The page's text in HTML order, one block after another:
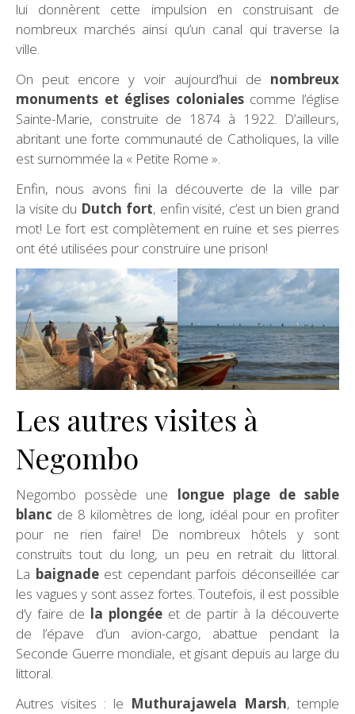
lui donnèrent cette impulsion en construisant de
nombreux marchés ainsi qu’un canal qui traverse la
ville.
On peut encore y voir aujourd’hui de nombreux
monuments et églises colonialescomme l’église
Sainte-Marie, construite de 1874 à 1922. D’ailleurs,
abritant une forte communauté de Catholiques, la ville
est surnommée la « Petite Rome ».
Enfin, nous avons fini la découverte de la ville par
la visite du Dutch fort, enfin visité, c’est un bien grand
mot! Le fort est complètement en ruine et ses pierres
ont été utilisées pour construire une prison!
Les autres visites à
Negombo
Negombo possède une longue plage de sable
blanc de 8 kilomètres de long, idéal pour en profiter
pour ne rien faire! De nombreux hôtels y sont
construits tout du long, un peu en retrait du littoral.
La baignadeest cependant parfois déconseillée car
les vagues y sont assez fortes. Toutefois, il est possible
d’y faire de la plongée et de partir à la découverte
de l’épave d’un avion-cargo, abattue pendant la
Seconde Guerre mondiale, et gisant depuis au large du
littoral.
Autres visites : le Muthurajawela Marsh, temple